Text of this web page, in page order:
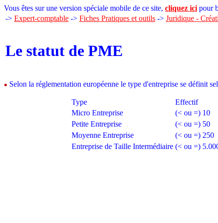
Vous êtes sur une version spéciale mobile de ce site, cliquez ici pour
-> Expert-comptable -> Fiches Pratiques et outils -> Juridique -
Le statut de PME
Selon la réglementation européenne le type d'entreprise se définit
Type
Effectif
Micro Entreprise
(< ou =) 10
Petite Entreprise
(< ou =) 50
Moyenne Entreprise
(< ou =) 250
Entreprise de Taille Intermédiaire (< ou =)